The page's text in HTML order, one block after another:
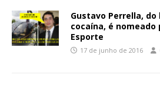
Gustavo Perrella,
cocaína, é
Esporte
17 de junho de 2016